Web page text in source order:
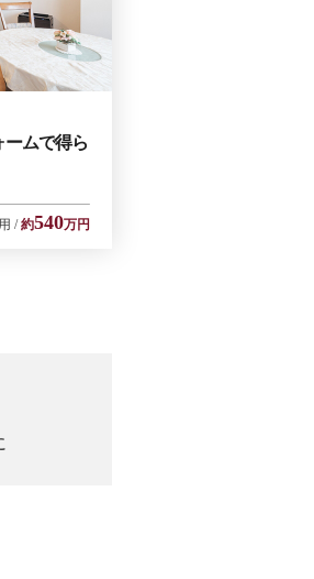
ームで得ら
約540万円